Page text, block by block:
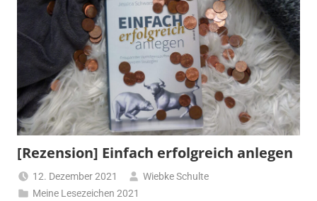
[Rezension] Einfach erfolgreich anlegen
12. Dezember 2021
Wiebke Schulte
Meine Lesezeichen 2021